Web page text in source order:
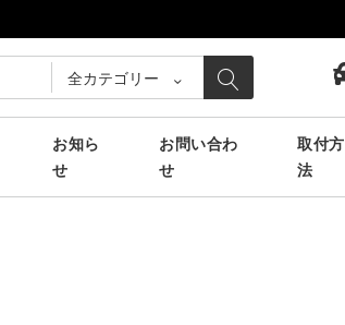
全カテゴリー
お知ら
せ
お問い合わ
せ
取付方
法